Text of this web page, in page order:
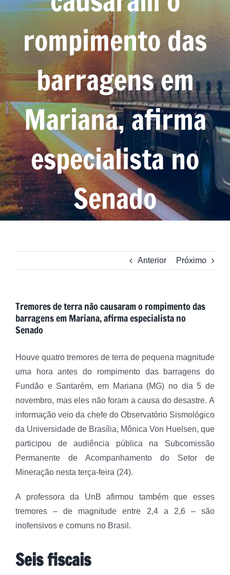
rompimento das
barragens em
Mariana, afirma
especialista no
Senado
Anterior Próximo
Tremores de terra não causaram o rompimento das
barragens em Mariana, afirma especialista no
Senado
Houve quatro tremores de terra de pequena magnitude
uma hora antes do rompimento das barragens do
Fundão e Santarém, em Mariana (MG) no dia 5 de
novembro, mas eles não foram a causa do desastre. A
informação veio da chefe do Observatório Sismológico
da Universidade de Brasília, Mônica Von Huelsen, que
participou de audiência pública na Subcomissão
Permanente de Acompanhamento do Setor de
Mineração nesta terça-feira (24).
A professora da UnB afirmou também que esses
tremores – de magnitude entre 2,4 a 2,6 – são
inofensivos e comuns no Brasil.
Seis fiscais